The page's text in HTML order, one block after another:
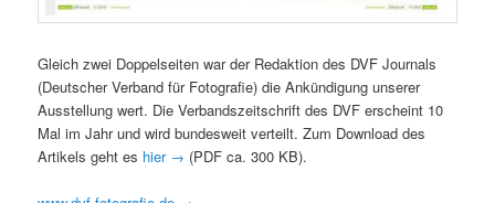
Gleich zwei Doppelseiten war der Redaktion des DVF Journals
(Deutscher Verband für Fotografie) die Ankündigung unserer
Ausstellung wert. Die Verbandszeitschrift des DVF erscheint 10
Mal im Jahr und wird bundesweit verteilt. Zum Download des
Artikels geht es hier → (PDF ca. 300 KB).